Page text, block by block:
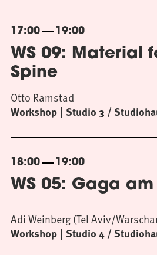
17:00 19:00
WS 09: Material
Spine
Workshop Studio 3 /
Otto Ramstad
18:00 19:00
WS 05: Gaga
Workshop Studio 4 /
Adi Weinberg (Tel Aviv/